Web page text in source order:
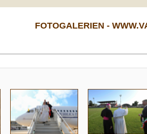
FOTOGALERIEN -